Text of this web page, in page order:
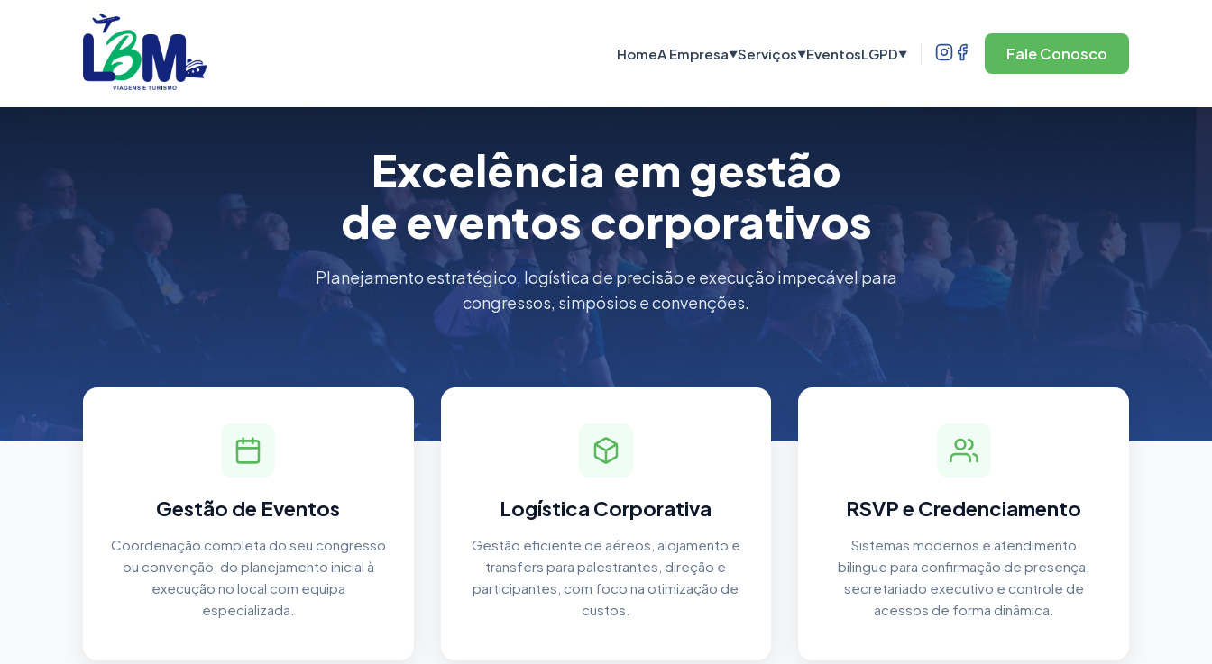
HomeA Empresa▼Serviços▼EventosLGPD▼ Fale Conosco
Excelência em gestão
de eventos corporativos
Planejamento estratégico, logística de precisão e execução impecável para
congressos, simpósios e convenções.
Gestão de Eventos
Coordenação completa do seu congresso
ou convenção, do planejamento inicial à
execução no local com equipa
especializada.
Logística Corporativa
Gestão eficiente de aéreos, alojamento e
transfers para palestrantes, direção e
participantes, com foco na otimização de
custos.
RSVP e Credenciamento
Sistemas modernos e atendimento
bilingue para confirmação de presença,
secretariado executivo e controle de
acessos de forma dinâmica.